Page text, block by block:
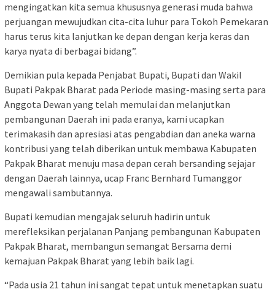
mengingatkan kita semua khususnya generasi muda bahwa
perjuangan mewujudkan cita-cita luhur para Tokoh Pemekaran
harus terus kita lanjutkan ke depan dengan kerja keras dan
karya nyata di berbagai bidang”.
Demikian pula kepada Penjabat Bupati, Bupati dan Wakil
Bupati Pakpak Bharat pada Periode masing-masing serta para
Anggota Dewan yang telah memulai dan melanjutkan
pembangunan Daerah ini pada eranya, kami ucapkan
terimakasih dan apresiasi atas pengabdian dan aneka warna
kontribusi yang telah diberikan untuk membawa Kabupaten
Pakpak Bharat menuju masa depan cerah bersanding sejajar
dengan Daerah lainnya, ucap Franc Bernhard Tumanggor
mengawali sambutannya.
Bupati kemudian mengajak seluruh hadirin untuk
merefleksikan perjalanan Panjang pembangunan Kabupaten
Pakpak Bharat, membangun semangat Bersama demi
kemajuan Pakpak Bharat yang lebih baik lagi.
“Pada usia 21 tahun ini sangat tepat untuk menetapkan suatu